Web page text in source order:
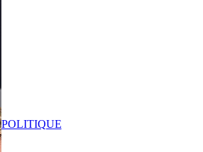
POLITIQUE